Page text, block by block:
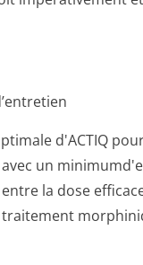
d'ACTIQ
un
la dose